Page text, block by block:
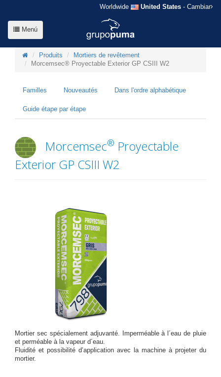
Worldwide United States - Cambiar
Menú
Produits
Mortiers de revêtement
Morcemsec® Proyectable Exterior GP CSIII W2
Familles Nouveautés Dans l'ordre alphabétique
Guide étape par étape
Morcemsec® Proyectable
Exterior GP CSIII W2
Mortier sec spécialement adjuvanté. Imperméable à l´eau de pluie
et perméable à la vapeur d´eau.
Fluidité et possibilité d’application avec la machine à projeter du
mortier.